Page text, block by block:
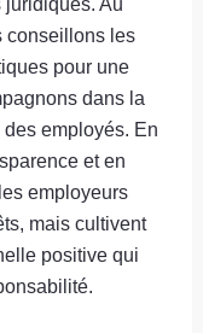
conseillons les
pour une
dans la
employés. En
et en
employeurs
mais cultivent
positive qui